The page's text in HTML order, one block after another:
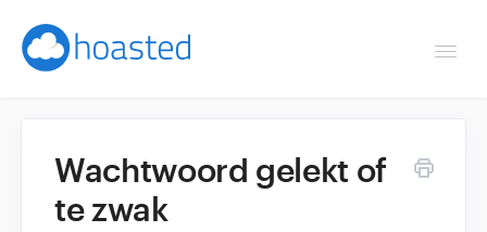
Helpdesk
Wachtwoord gelekt of
te zwak